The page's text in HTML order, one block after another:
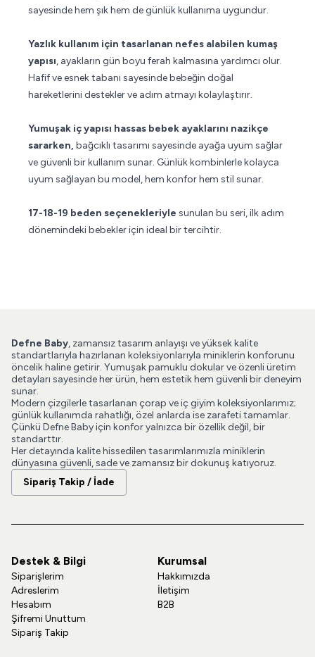
sayesinde hem şık hem de günlük kullanıma uygundur.
Yazlık kullanım için tasarlanan nefes alabilen kumaş
yapısı, ayakların gün boyu ferah kalmasına yardımcı olur.
Hafif ve esnek tabanı sayesinde bebeğin doğal
hareketlerini destekler ve adım atmayı kolaylaştırır.
Yumuşak iç yapısı hassas bebek ayaklarını nazikçe
sararken, bağcıklı tasarımı sayesinde ayağa uyum sağlar
ve güvenli bir kullanım sunar. Günlük kombinlerle kolayca
uyum sağlayan bu model, hem konfor hem stil sunar.
17-18-19 beden seçenekleriyle sunulan bu seri, ilk adım
dönemindeki bebekler için ideal bir tercihtir.
Defne Baby, zamansız tasarım anlayışı ve yüksek kalite
standartlarıyla hazırlanan koleksiyonlarıyla miniklerin konforunu
öncelik haline getirir. Yumuşak pamuklu dokular ve özenli üretim
detayları sayesinde her ürün, hem estetik hem güvenli bir deneyim
sunar.
Modern çizgilerle tasarlanan çorap ve iç giyim koleksiyonlarımız;
günlük kullanımda rahatlığı, özel anlarda ise zarafeti tamamlar.
Çünkü Defne Baby için konfor yalnızca bir özellik değil, bir
standarttır.
Her detayında kalite hissedilen tasarımlarımızla miniklerin
dünyasına güvenli, sade ve zamansız bir dokunuş katıyoruz.
Sipariş Takip / İade
Destek & Bilgi
Siparişlerim
Adreslerim
Hesabım
Şifremi Unuttum
Sipariş Takip
Kurumsal
Hakkımızda
İletişim
B2B